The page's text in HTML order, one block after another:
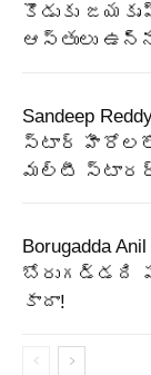
కొడుకు
ఆస్తులు
Sandeep
స్టార్ హీరోలతో
మల్టీ
Borugadda
బోరుగడ్డది
కాదా!